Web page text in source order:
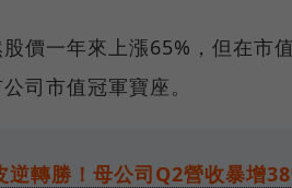
價一年來上漲65%，但在市
司市值冠軍寶座。
逆轉勝！母公司Q2營收暴增